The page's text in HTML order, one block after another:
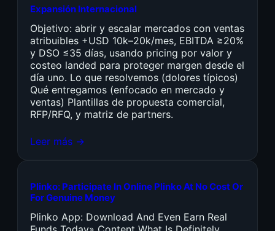
Expansión Internacional
Objetivo: abrir y escalar mercados con ventas
atribuibles +USD 10k–20k/mes, EBITDA ≥20%
y DSO ≤35 días, usando pricing por valor y
costeo landed para proteger margen desde el
día uno. Lo que resolvemos (dolores típicos)
Qué entregamos (enfocado en mercado y
ventas) Plantillas de propuesta comercial,
RFP/RFQ, y matriz de partners.
Leer más →
Plinko: Participate In Online Plinko At No Cost Or
For Genuine Money
Plinko App: Download And Even Earn Real